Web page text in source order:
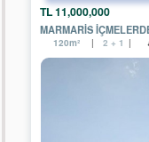
EGEMEN
GAYRİMENKUL
EPA
ELİT
11,000,000 TL
MARMARIS
120m² 2 + 1